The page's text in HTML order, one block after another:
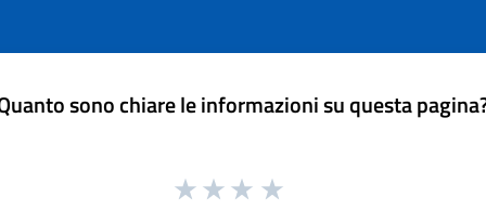
sono chiare le informazioni su questa